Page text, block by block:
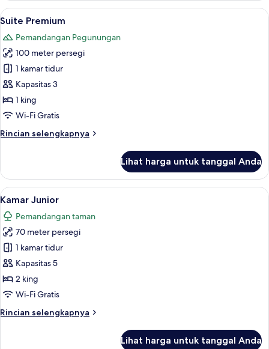
Eksklusif,
1
Tidur
King,
jet
tub
Lihat
semua
foto
untuk
Suite
Premium
Suite Premium | Meja kerja, tirai
5
Suite Premium
Pemandangan Pegunungan
100 meter persegi
1 kamar tidur
Kapasitas 3
1 king
Wi-Fi Gratis
Rincian selengkapnya
Rincian
Suite
Premium
Lihat harga untuk tanggal Anda
Lihat
semua
foto
untuk
Kamar
Junior
Kamar Junior | Meja kerja, tirai
4
Kamar Junior
Pemandangan taman
70 meter persegi
1 kamar tidur
Kapasitas 5
2 king
Wi-Fi Gratis
Rincian selengkapnya
Rincian
Lihat harga untuk tanggal Anda